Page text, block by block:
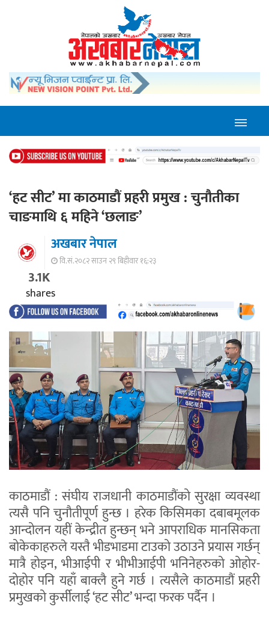
‘हट सीट’ मा काठमाडौं प्रहरी प्रमुख : चुनौतीका
चाङमाथि ६ महिने ‘छलाङ’
अखबार नेपाल
वि.सं.२०८२ साउन २९ बिहीवार १६:२३
3.1K
shares
काठमाडौं : संघीय राजधानी काठमाडौंको सुरक्षा व्यवस्था
त्यसै पनि चुनौतीपूर्ण हुन्छ । हरेक किसिमका दबाबमूलक
आन्दोलन यहीं केन्द्रीत हुन्छन् भने आपराधिक मानसिकता
बोकेकाहरुले यस्तै भीडभाडमा टाउको उठाउने प्रयास गर्छन्
मात्रै होइन, भीआईपी र भीभीआईपी भनिनेहरुको ओहोर-
दोहोर पनि यहाँ बाक्लै हुने गर्छ । त्यसैले काठमाडौं प्रहरी
प्रमुखको कुर्सीलाई ‘हट सीट’ भन्दा फरक पर्दैन ।